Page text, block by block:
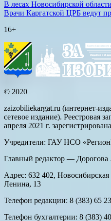
В лесах Новосибирской
Врачи Каргатской ЦРБ ведут
16+
© 2020
zaizobiliekargat.ru (интернет-
сетевое издание). Реестровая
апреля 2021 г.
Учредители: ГАУ НСО
Главный редактор — Дорогова
Адрес: 632 402, Новосибирская
Ленина, 13
Телефон редакции: 8 (383) 65
Телефон бухгалтерии: 8 (383)